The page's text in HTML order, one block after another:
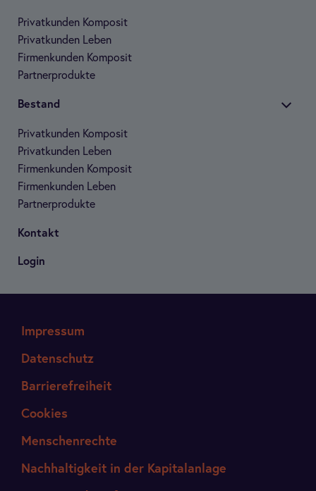
Pri­vat­kun­den Kom­po­sit
Pri­vat­kun­den Leben
Fir­men­kun­den Kom­po­sit
Part­ner­pro­dukte
Bestand
Pri­vat­kun­den Kom­po­sit
Pri­vat­kun­den Leben
Fir­men­kun­den Kom­po­sit
Fir­men­kun­den Leben
Part­ner­pro­dukte
Kon­takt
Login
Impressum
Datenschutz
Barrierefreiheit
Cookies
Menschenrechte
Nachhaltigkeit in der Kapitalanlage